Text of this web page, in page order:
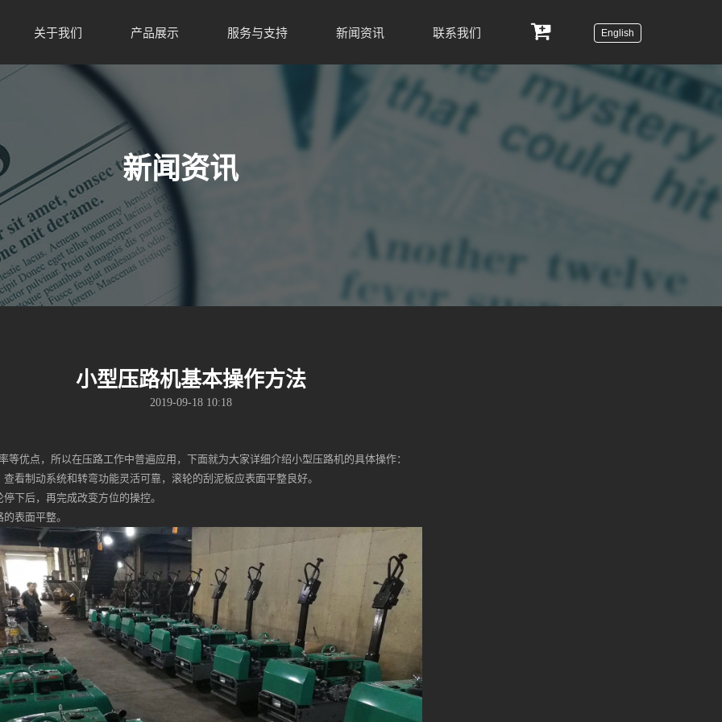
关于我们 产品展示 服务与支持 新闻资讯 联系我们 English
新闻资讯
小型压路机基本操作方法
2019-09-18 10:18
优点，所以在压路工作中普遍应用，下面就为大家详细介绍小型压路机的具体操作：
看制动系统和转弯功能灵活可靠，滚轮的刮泥板应表面平整良好。
下后，再完成改变方位的操控。
表面平整。